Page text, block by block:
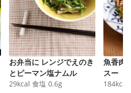
お弁当に レンジでえのき
とピーマン塩ナムル
29kcal 食塩 0.6g
魚香肉
スー
184kcal